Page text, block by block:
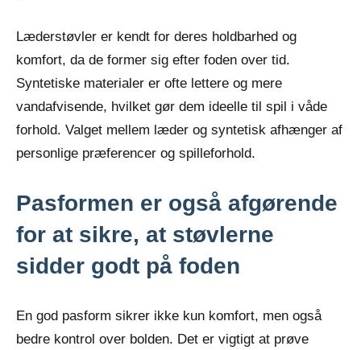
Læderstøvler er kendt for deres holdbarhed og
komfort, da de former sig efter foden over tid.
Syntetiske materialer er ofte lettere og mere
vandafvisende, hvilket gør dem ideelle til spil i våde
forhold. Valget mellem læder og syntetisk afhænger af
personlige præferencer og spilleforhold.
Pasformen er også afgørende
for at sikre, at støvlerne
sidder godt på foden
En god pasform sikrer ikke kun komfort, men også
bedre kontrol over bolden. Det er vigtigt at prøve